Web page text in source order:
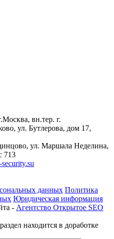
вн.тер. г.
ул. Бутлерова, дом 17,
ул. Маршала Неделина,
713
данных Политика
Юридическая информация
- Агентство Открытое SEO
находится в доработке